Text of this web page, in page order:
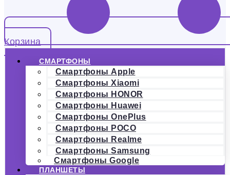
Корзина
СМАРТФОНЫ
Смартфоны Apple
Смартфоны Xiaomi
Смартфоны HONOR
Смартфоны Huawei
Смартфоны OnePlus
Смартфоны POCO
Смартфоны Realme
Смартфоны Samsung
Смартфоны Google
ПЛАНШЕТЫ